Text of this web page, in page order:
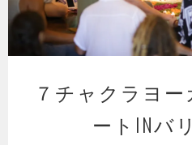
７チャクラヨー
ートINバ